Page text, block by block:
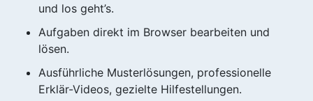
und los geht’s.
Aufgaben direkt im Browser bearbeiten und
lösen.
Ausführliche Musterlösungen, professionelle
Erklär-Videos, gezielte Hilfestellungen.